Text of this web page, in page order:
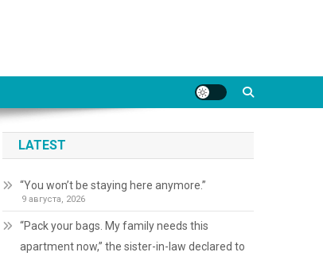
LATEST
“You won’t be staying here anymore.”
9 августа, 2026
“Pack your bags. My family needs this
apartment now,” the sister-in-law declared to